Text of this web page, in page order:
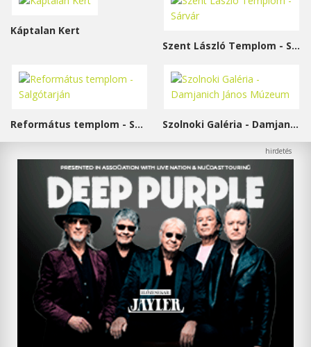
Káptalan Kert
Szent László Templom - Sárvár
Református templom - Salgótarján Szolnoki Galéria - Damjanich János Múzeum